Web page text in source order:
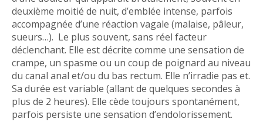
deuxième moitié de nuit, d’emblée intense, parfois
accompagnée d’une réaction vagale (malaise, pâleur,
sueurs…). Le plus souvent, sans réel facteur
déclenchant. Elle est décrite comme une sensation de
crampe, un spasme ou un coup de poignard au niveau
du canal anal et/ou du bas rectum. Elle n’irradie pas et.
Sa durée est variable (allant de quelques secondes à
plus de 2 heures). Elle cède toujours spontanément,
parfois persiste une sensation d’endolorissement.